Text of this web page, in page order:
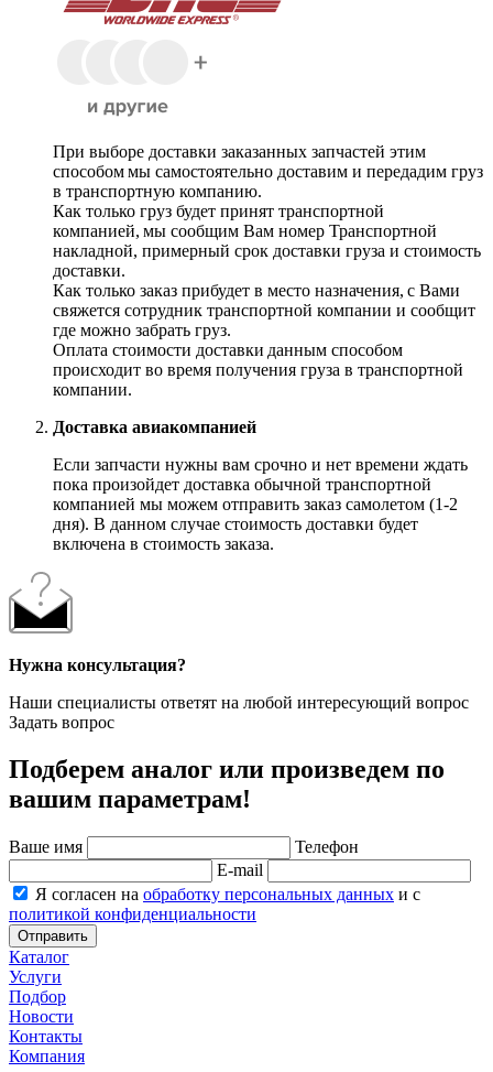
При выборе доставки заказанных запчастей этим
способом мы самостоятельно доставим и передадим груз
в транспортную компанию.
Как только груз будет принят транспортной
компанией, мы сообщим Вам номер Транспортной
накладной, примерный срок доставки груза и стоимость
доставки.
Как только заказ прибудет в место назначения, с Вами
свяжется сотрудник транспортной компании и сообщит
где можно забрать груз.
Оплата стоимости доставки данным способом
происходит во время получения груза в транспортной
компании.
Доставка авиакомпанией
Если запчасти нужны вам срочно и нет времени ждать
пока произойдет доставка обычной транспортной
компанией мы можем отправить заказ самолетом (1-2
дня). В данном случае стоимость доставки будет
включена в стоимость заказа.
Нужна консультация?
Наши специалисты ответят на любой интересующий вопрос
Задать вопрос
Подберем аналог или произведем по
вашим параметрам!
Ваше имя
Телефон
E-mail
Я согласен на обработку персональных данных и с
политикой конфиденциальности
Отправить
Каталог
Услуги
Подбор
Новости
Контакты
Компания